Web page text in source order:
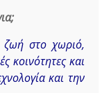
ζωή στο χωριό,
κοινότητες και
και την